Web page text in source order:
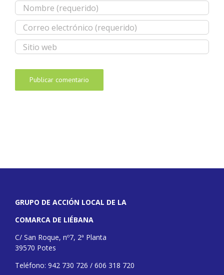
GRUPO DE ACCIÓN LOCAL DE LA
COMARCA DE LIÉBANA
C/ San Roque, nº7, 2ª Planta
39570 Potes
Teléfono: 942 730 726 / 606 318 720